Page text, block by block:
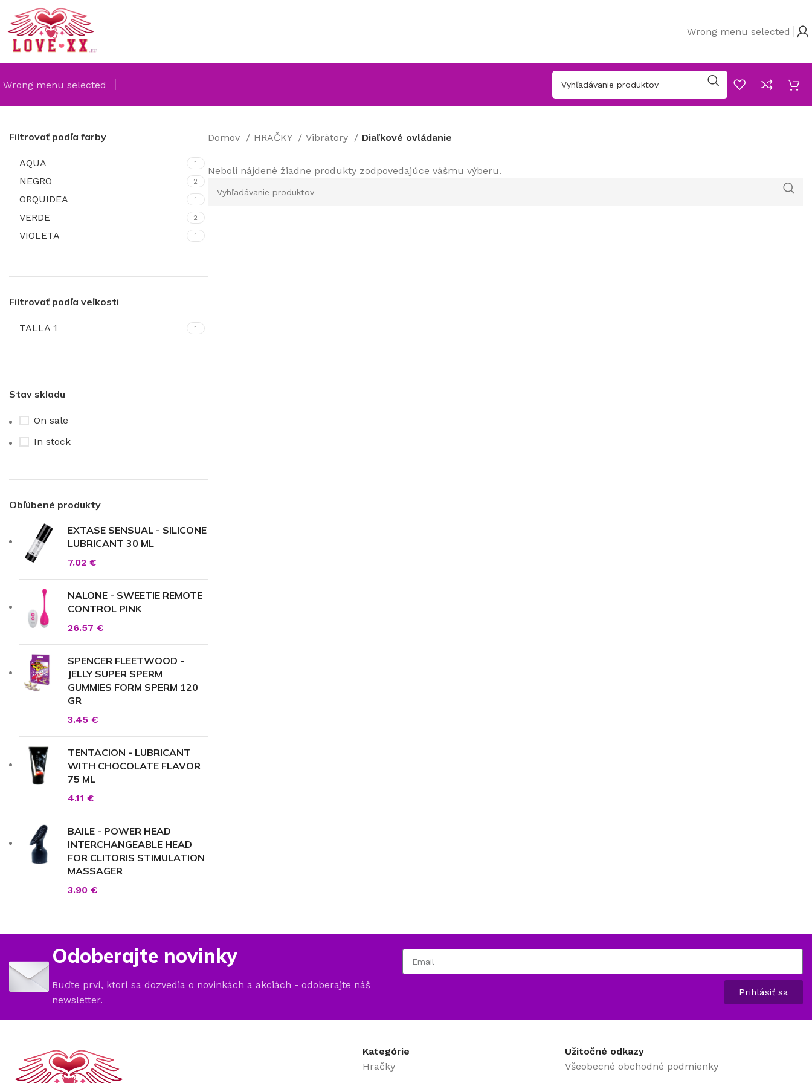
Wrong menu selected
Wrong menu selected
Filtrovať podľa farby
AQUA 1
NEGRO 2
ORQUIDEA 1
VERDE 2
VIOLETA 1
Filtrovať podľa veľkosti
TALLA 1 1
Stav skladu
On sale
In stock
Obľúbené produkty
EXTASE SENSUAL - SILICONE
LUBRICANT 30 ML
7.02 €
NALONE - SWEETIE REMOTE
CONTROL PINK
26.57 €
SPENCER FLEETWOOD -
JELLY SUPER SPERM
GUMMIES FORM SPERM 120
GR
3.45 €
TENTACION - LUBRICANT
WITH CHOCOLATE FLAVOR
75 ML
4.11 €
BAILE - POWER HEAD
INTERCHANGEABLE HEAD
FOR CLITORIS STIMULATION
MASSAGER
3.90 €
Domov HRAČKY Vibrátory Diaľkové ovládanie
Neboli nájdené žiadne produkty zodpovedajúce vášmu výberu.
Odoberajte novinky
Buďte prví, ktorí sa dozvedia o novinkách a akciách - odoberajte náš
newsletter.
Prihlásiť sa
Kategórie
Hračky
Užitočné odkazy
Všeobecné obchodné podmienky